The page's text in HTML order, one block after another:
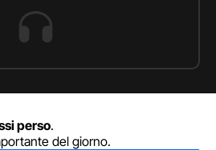
perso.
del giorno.